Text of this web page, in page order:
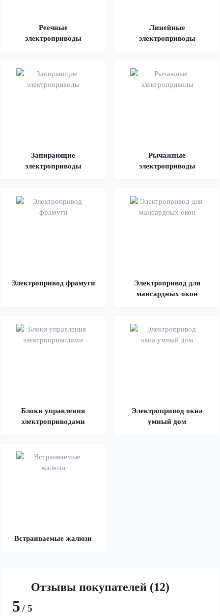
Реечные
электроприводы
Линейные
электроприводы
Запирающие
электроприводы
Рычажные
электроприводы
Электропривод фрамуги
Электропривод для
мансардных окон
Блоки управления
электроприводами
Электропривод окна
умный дом
Встраиваемые жалюзи
Отзывы покупателей (12)
5 / 5